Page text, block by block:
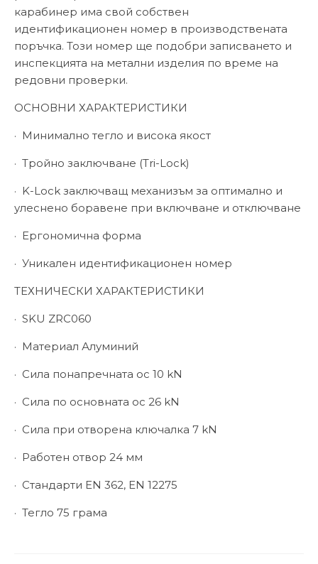
карабинер има свой собствен
идентификационен номер в производствената
поръчка. Този номер ще подобри записването и
инспекцията на метални изделия по време на
редовни проверки.
ОСНОВНИ ХАРАКТЕРИСТИКИ
· Минимално тегло и висока якост
· Тройно заключване (Tri-Lock)
· K-Lock заключващ механизъм за оптимално и
улеснено боравене при включване и отключване
· Ергономична форма
· Уникален идентификационен номер
ТЕХНИЧЕСКИ ХАРАКТЕРИСТИКИ
· SKU ZRC060
· Материал Алуминий
· Сила понапречната ос 10 kN
· Сила по основната ос 26 kN
· Сила при отворена ключалка 7 kN
· Работен отвор 24 мм
· Стандарти EN 362, EN 12275
· Тегло 75 грама